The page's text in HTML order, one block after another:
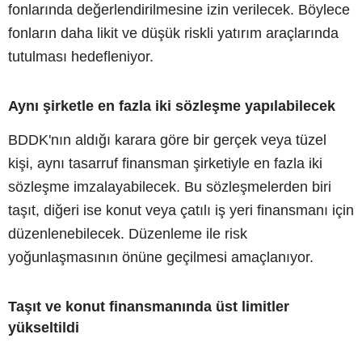
fonlarında değerlendirilmesine izin verilecek. Böylece
fonların daha likit ve düşük riskli yatırım araçlarında
tutulması hedefleniyor.
Aynı şirketle en fazla iki sözleşme yapılabilecek
BDDK'nın aldığı karara göre bir gerçek veya tüzel
kişi, aynı tasarruf finansman şirketiyle en fazla iki
sözleşme imzalayabilecek. Bu sözleşmelerden biri
taşıt, diğeri ise konut veya çatılı iş yeri finansmanı için
düzenlenebilecek. Düzenleme ile risk
yoğunlaşmasının önüne geçilmesi amaçlanıyor.
Taşıt ve konut finansmanında üst limitler
yükseltildi